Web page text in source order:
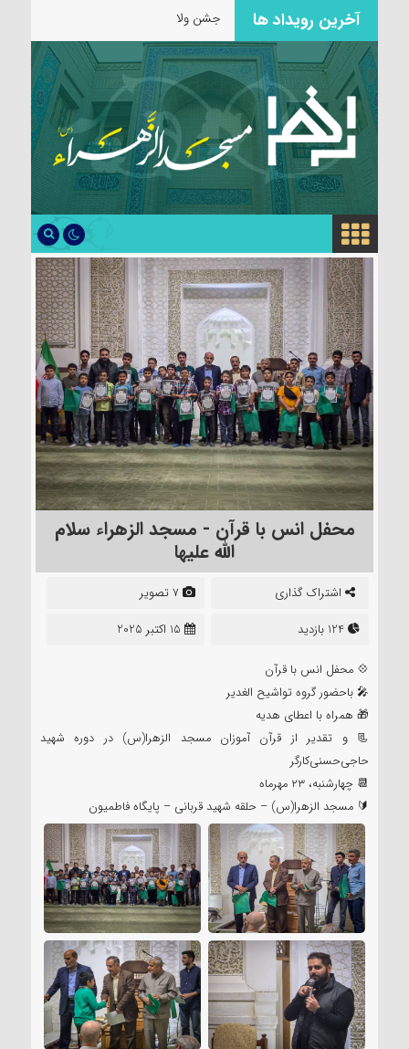
آخرین رویداد ها جشن ولادت حضرت ز
محفل انس با قرآن - مسجد الزهراء سلام
الله علیها
اشتراک گذاری
7 تصویر
15 اکتبر 2025
💠 محفل انس با قرآن
🎤 باحضور گروه تواشیح الغدیر
🎁 همراه با اعطای هدیه
📃 و تقدیر از قرآن آموزان مسجد الزهرا(س) در دوره شهید
حاجی‌حسنی‌کارگر
📆 چهارشنبه، ۲۳ مهرماه
🔰 مسجد الزهرا(س) – حلقه شهید قربانی – پایگاه فاطمیون